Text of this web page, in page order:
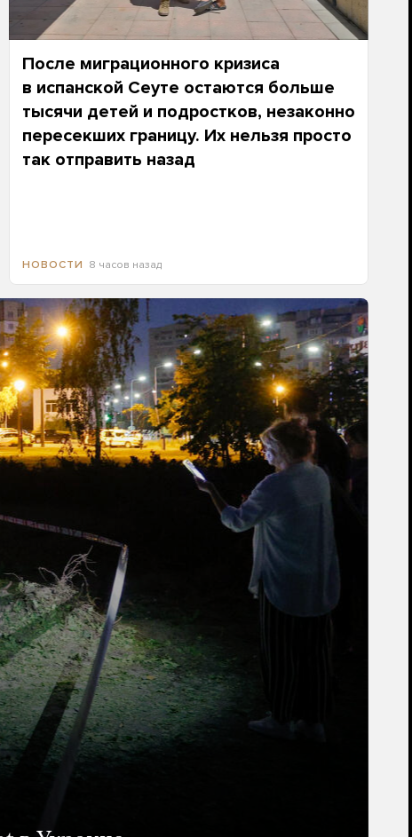
После миграционного кризиса
в испанской Сеуте остаются больше
тысячи детей и подростков, незаконно
пересекших границу. Их нельзя просто
так отправить назад
НОВОСТИ 8 часов назад